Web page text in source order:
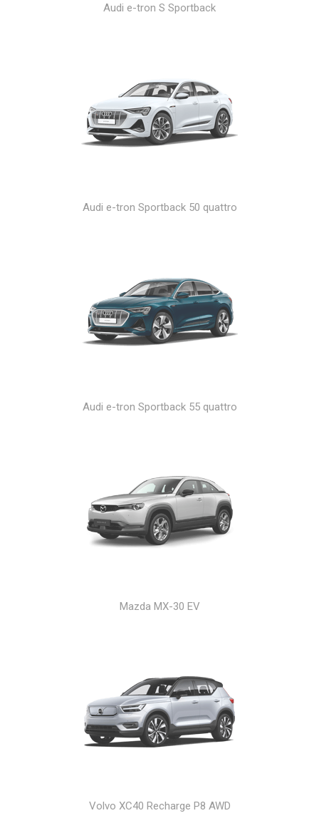
Audi e-tron S Sportback
Audi e-tron Sportback 50 quattro
Audi e-tron Sportback 55 quattro
Mazda MX-30 EV
Volvo XC40 Recharge P8 AWD